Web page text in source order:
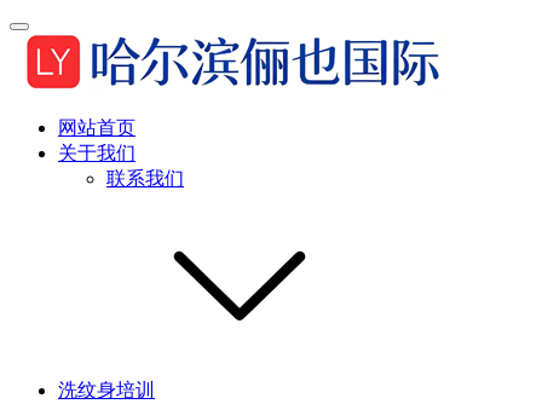
网站首页
关于我们
联系我们
洗纹身培训